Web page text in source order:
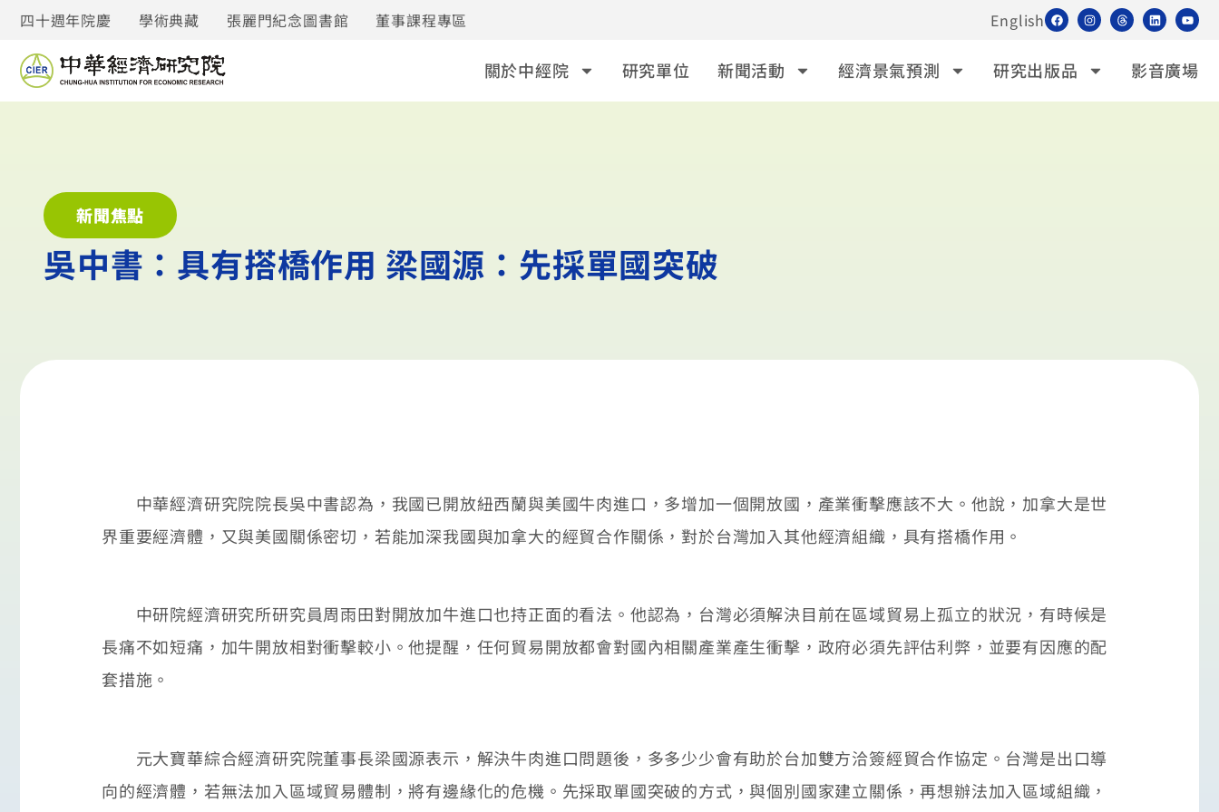
四十週年院慶 學術典藏 張麗門紀念圖書館 董事課程專區 English
關於中經院 研究單位 新聞活動 經濟景氣預測 研究出版品 影音廣場
新聞焦點
吳中書：具有搭橋作用 梁國源：先採單國突破
中華經濟研究院院長吳中書認為，我國已開放紐西蘭與美國牛肉進口，多增加一個開放國，產業衝擊應該不大。他說，加拿大是世
界重要經濟體，又與美國關係密切，若能加深我國與加拿大的經貿合作關係，對於台灣加入其他經濟組織，具有搭橋作用。
中研院經濟研究所研究員周雨田對開放加牛進口也持正面的看法。他認為，台灣必須解決目前在區域貿易上孤立的狀況，有時候是
長痛不如短痛，加牛開放相對衝擊較小。他提醒，任何貿易開放都會對國內相關產業產生衝擊，政府必須先評估利弊，並要有因應的配
套措施。
元大寶華綜合經濟研究院董事長梁國源表示，解決牛肉進口問題後，多多少少會有助於台加雙方洽簽經貿合作協定。台灣是出口導
向的經濟體，若無法加入區域貿易體制，將有邊緣化的危機。先採取單國突破的方式，與個別國家建立關係，再想辦法加入區域組織，